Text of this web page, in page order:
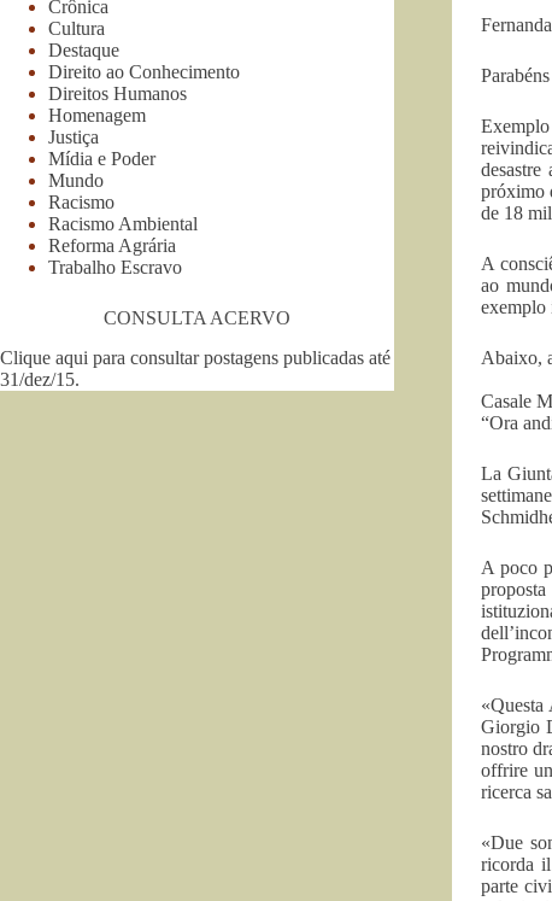
próximo
de 18
A
ao
exemplo
Abaixo,
Casale
“Ora
La
A poco
Giorgio
nostro
offrire
ricerca
«Due
ricorda il
parte
Crônica
Cultura
Destaque
Direito ao Conhecimento
Direitos Humanos
Homenagem
Justiça
Mídia e Poder
Mundo
Racismo
Racismo Ambiental
Reforma Agrária
Trabalho Escravo
CONSULTA ACERVO
Clique aqui para consultar postagens publicadas até
31/dez/15.